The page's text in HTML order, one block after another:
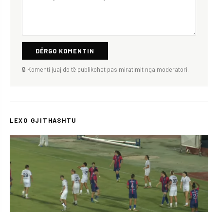
DËRGO KOMENTIN
🔒 Komenti juaj do të publikohet pas miratimit nga moderatori.
LEXO GJITHASHTU